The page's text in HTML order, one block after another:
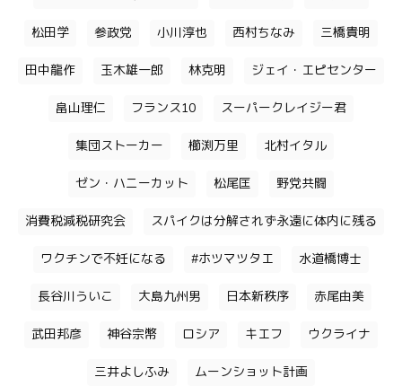
松田学 参政党 小川淳也 西村ちなみ 三橋貴明
田中龍作 玉木雄一郎 林克明 ジェイ・エピセンター
畠山理仁 フランス10 スーパークレイジー君
集団ストーカー 櫛渕万里 北村イタル
ゼン・ハニーカット 松尾匡 野党共闘
消費税減税研究会 スパイクは分解されず永遠に体内に残る
ワクチンで不妊になる #ホツマツタエ 水道橋博士
長谷川ういこ 大島九州男 日本新秩序 赤尾由美
武田邦彦 神谷宗幣 ロシア キエフ ウクライナ
三井よしふみ ムーンショット計画